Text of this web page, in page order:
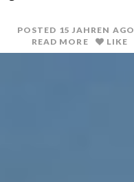
POSTED 15 JAHREN AGO
READ MORE
LIKE